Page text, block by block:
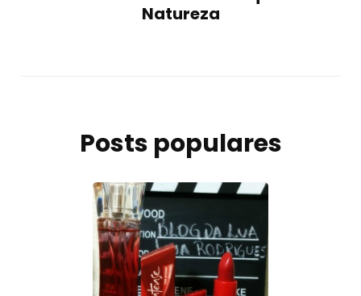
Natureza
Posts populares